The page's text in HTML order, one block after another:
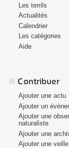
Les terrils
Actualités
Calendrier
Les catégories
Aide
Contribuer
Ajouter une actu
Ajouter un
Ajouter une
naturaliste
Ajouter une
Ajouter une veille